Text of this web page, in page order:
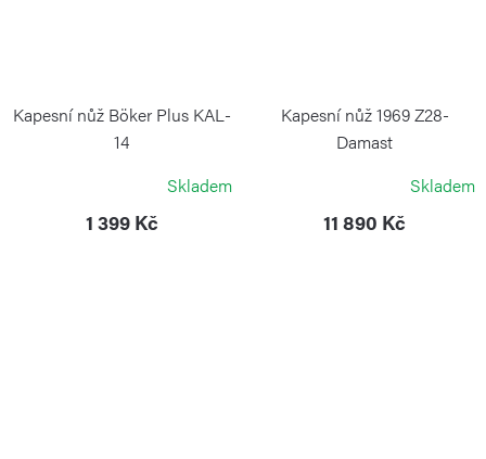
Kapesní nůž Böker Plus KAL-
14
Skladem
1 399 Kč
Kapesní nůž 1969 Z28-
Damast
Skladem
11 890 Kč